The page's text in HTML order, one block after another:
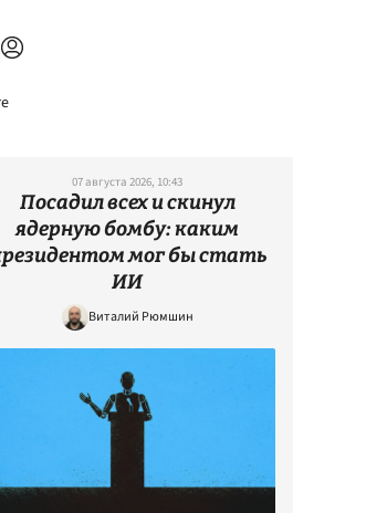
07 августа 2026, 10:43
Посадил всех и скинул
ядерную бомбу: каким
мог бы стать
ИИ
Виталий Рюмшин